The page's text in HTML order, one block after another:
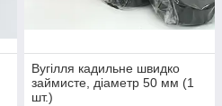
Вугілля кадильне швидко
займисте, діаметр 50 мм (1
шт.)